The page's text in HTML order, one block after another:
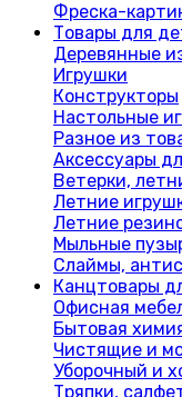
Фреска-
Товары для
Деревянные
Игрушки
Конструкторы
Настольные
Разное из
Аксессуары
Ветерки,
Летние
Летние
Мыльные
Слаймы,
Канцтовары
Офисная
Бытовая
Чистящие и
Уборочный и
Тряпки,